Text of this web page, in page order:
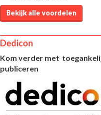
Bekijk alle voordelen
Dedicon
Kom verder met
publiceren